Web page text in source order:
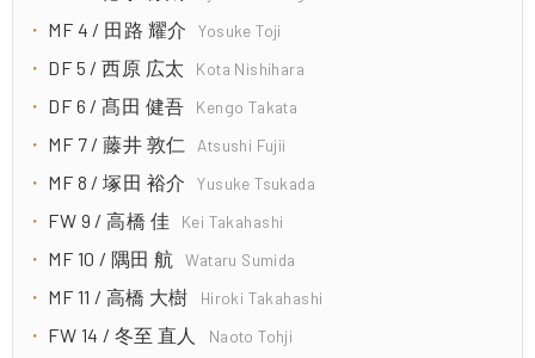
MF 4 / 田路 耀介 Yosuke Toji
DF 5 / 西原 広太 Kota Nishihara
DF 6 / 髙田 健吾 Kengo Takata
MF 7 / 藤井 敦仁 Atsushi Fujii
MF 8 / 塚田 裕介 Yusuke Tsukada
FW 9 / 高橋 佳 Kei Takahashi
MF 10 / 隅田 航 Wataru Sumida
MF 11 / 高橋 大樹 Hiroki Takahashi
FW 14 / 冬至 直人 Naoto Tohji